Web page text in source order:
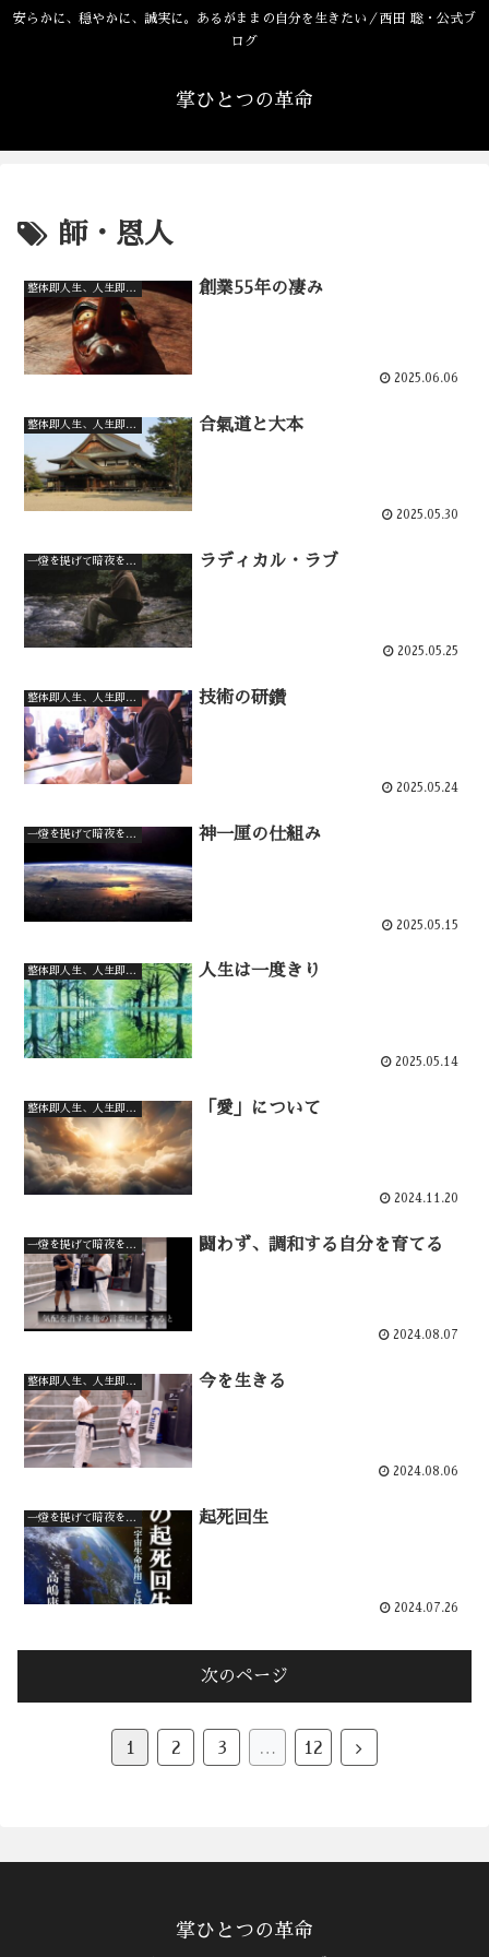
安らかに、穏やかに、誠実に。あるがままの自分を生きたい／西田 聡・公式ブ
ログ
掌ひとつの革命
師・恩人
整体即人生、人生即整体 創業55年の凄み
2025.06.06
整体即人生、人生即整体 合氣道と大本
2025.05.30
一燈を提げて暗夜を行く ラディカル・ラブ
2025.05.25
整体即人生、人生即整体 技術の研鑽
2025.05.24
一燈を提げて暗夜を行く 神一厘の仕組み
2025.05.15
整体即人生、人生即整体 人生は一度きり
2025.05.14
整体即人生、人生即整体 「愛」について
2024.11.20
一燈を提げて暗夜を行く 闘わず、調和する自分を育てる
2024.08.07
整体即人生、人生即整体 今を生きる
2024.08.06
一燈を提げて暗夜を行く 起死回生
2024.07.26
次のページ
1 2 3 … 12 次
掌ひとつの革命